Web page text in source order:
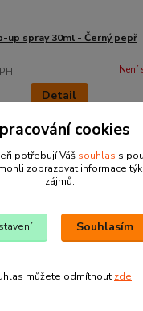
up spray 30ml - Černý pepř
Není
Detail
cookies
potřebují Váš souhlas s
zobrazovat informace
zájmů.
Souhlasím
můžete odmítnout zde.